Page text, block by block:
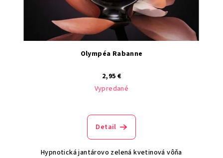
Olympéa Rabanne
2,95 €
Vypredané
Detail
Hypnotická jantárovo zelená kvetinová vôňa